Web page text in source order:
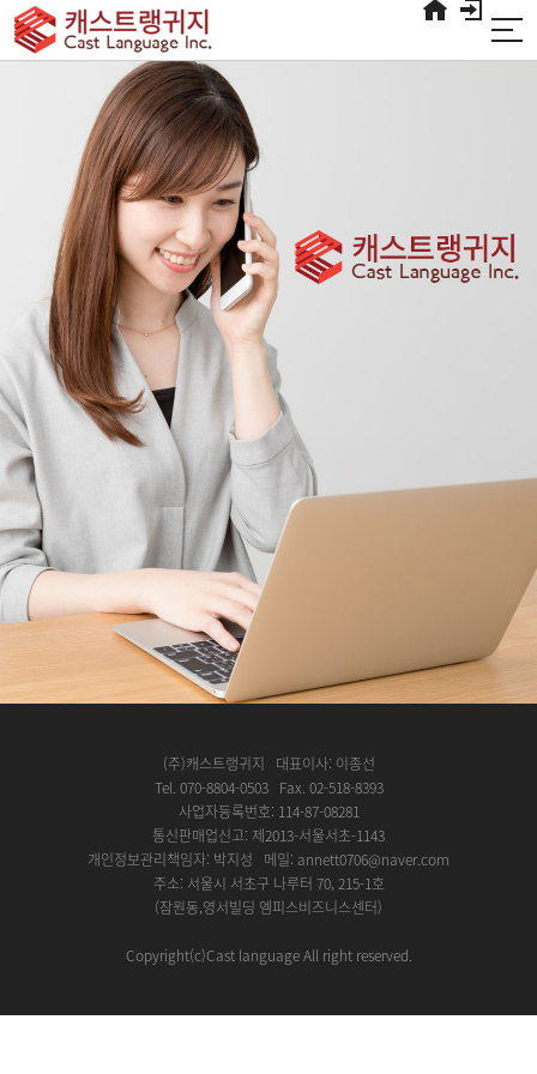
(주)캐스트랭귀지 대표이사: 이종선
Tel. 070-8804-0503 Fax. 02-518-8393
사업자등록번호: 114-87-08281
통신판매업신고: 제2013-서울서초-1143
개인정보관리책임자: 박지성 메일: annett0706@naver.com
주소: 서울시 서초구 나루터 70, 215-1호
(잠원동,영서빌딩 엠피스비즈니스센터)
Copyright(c)Cast language All right reserved.